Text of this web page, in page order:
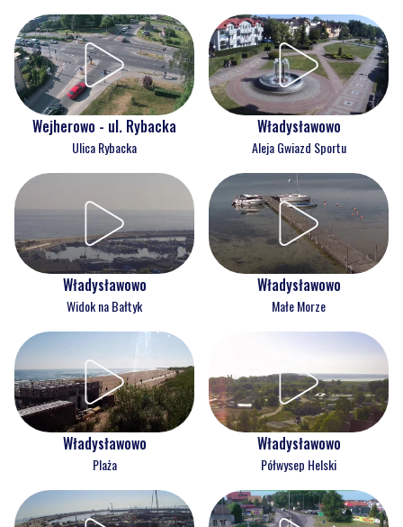
Wejherowo - ul. Rybacka
Ulica Rybacka
Władysławowo
Aleja Gwiazd Sportu
Władysławowo
Widok na Bałtyk
Władysławowo
Małe Morze
Władysławowo
Plaża
Władysławowo
Półwysep Helski